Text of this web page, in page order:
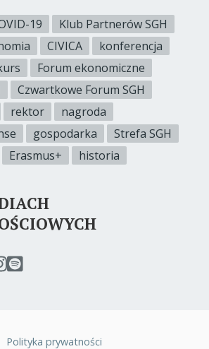
19
Klub Partnerów SGH
CIVICA
konferencja
Forum ekonomiczne
Czwartkowe Forum SGH
rektor
nagroda
gospodarka
Strefa SGH
Erasmus+ historia
przejdź
Polityka prywatności